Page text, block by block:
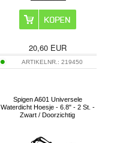
20,60EUR
ARTIKELNR.: 219450
Spigen A601 Universele
Waterdicht Hoesje - 6.8" - 2 St. -
Zwart / Doorzichtig